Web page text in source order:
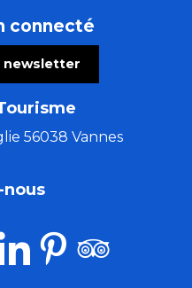
temporaire
avec Guillaume
de la Chouannerie
connecté
newsletter
56038 Vannes
nous